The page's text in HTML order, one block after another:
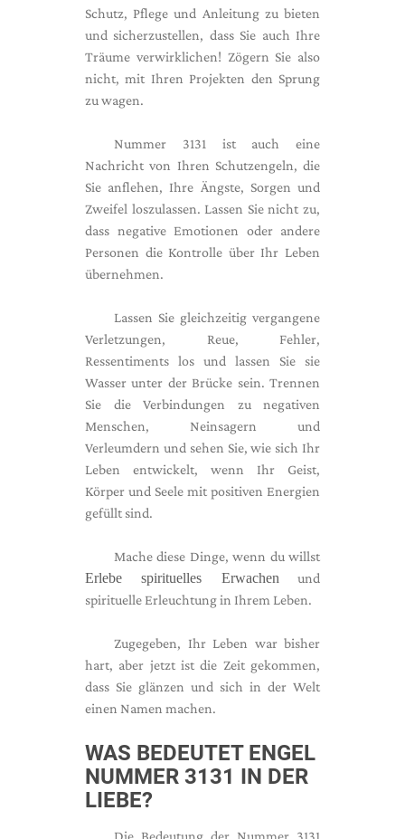
Schutz, Pflege und Anleitung zu bieten
und sicherzustellen, dass Sie auch Ihre
Träume verwirklichen! Zögern Sie also
nicht, mit Ihren Projekten den Sprung
zu wagen.
Nummer 3131 ist auch eine
Nachricht von Ihren Schutzengeln, die
Sie anflehen, Ihre Ängste, Sorgen und
Zweifel loszulassen. Lassen Sie nicht zu,
dass negative Emotionen oder andere
Personen die Kontrolle über Ihr Leben
übernehmen.
Lassen Sie gleichzeitig vergangene
Verletzungen, Reue, Fehler,
Ressentiments los und lassen Sie sie
Wasser unter der Brücke sein. Trennen
Sie die Verbindungen zu negativen
Menschen, Neinsagern und
Verleumdern und sehen Sie, wie sich Ihr
Leben entwickelt, wenn Ihr Geist,
Körper und Seele mit positiven Energien
gefüllt sind.
Mache diese Dinge, wenn du willst
Erlebe spirituelles Erwachen und
spirituelle Erleuchtung in Ihrem Leben.
Zugegeben, Ihr Leben war bisher
hart, aber jetzt ist die Zeit gekommen,
dass Sie glänzen und sich in der Welt
einen Namen machen.
WAS BEDEUTET ENGEL
NUMMER 3131 IN DER
LIEBE?
Die Bedeutung der Nummer 3131